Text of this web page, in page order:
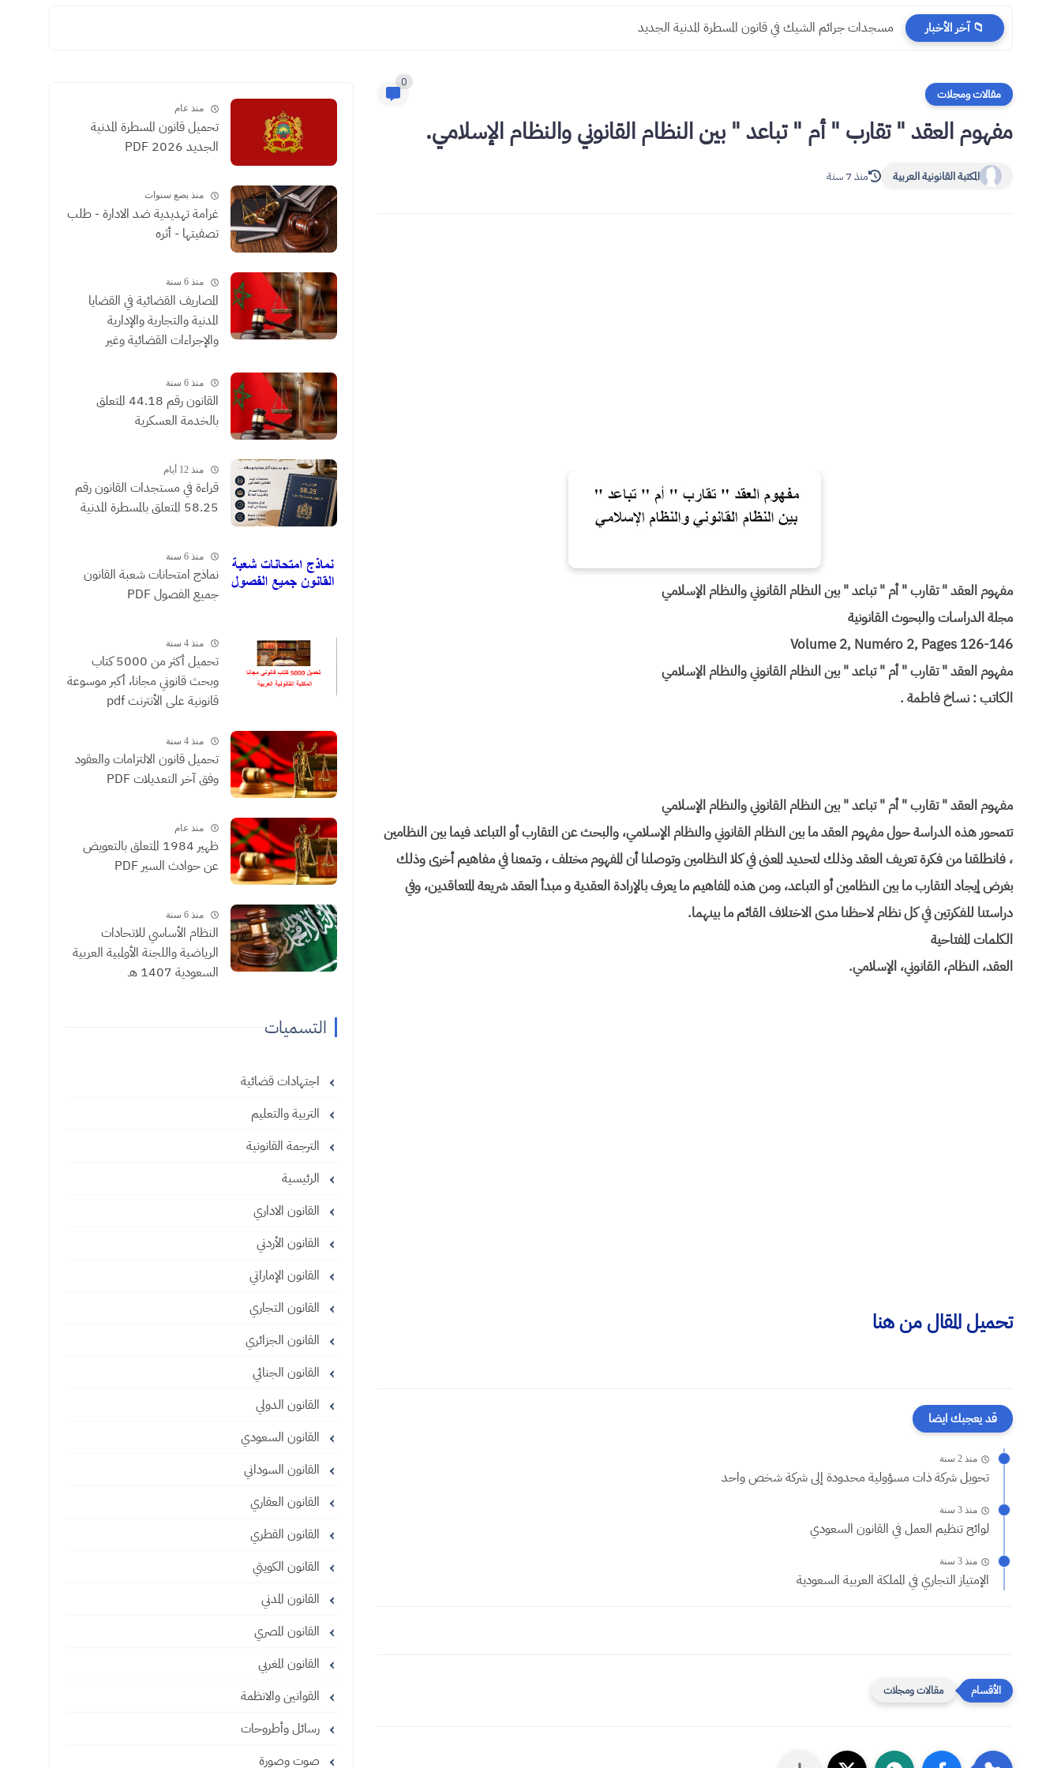
📁 آخر الأخبار مسجدات جرائم الشيك في قانون المسطرة المدنية الجديد
مقالات ومجلات
0
مفهوم العقد " تقارب " أم " تباعد " بين النظام القانوني والنظام الإسلامي.
المكتبة القانونية العربية منذ 7 سنة
مفهوم العقد " تقارب " أم " تباعد " بين النظام القانوني والنظام الإسلامي
مجلة الدراسات والبحوث القانونية
Volume 2, Numéro 2, Pages 126-146
مفهوم العقد " تقارب " أم " تباعد " بين النظام القانوني والنظام الإسلامي
الكاتب : نساخ فاطمة .
مفهوم العقد " تقارب " أم " تباعد " بين النظام القانوني والنظام الإسلامي
تتمحور هذه الدراسة حول مفهوم العقد ما بين النظام القانوني والنظام الإسلامي، والبحث عن التقارب أو التباعد فيما بين النظامين
، فانطلقنا من فكرة تعريف العقد وذلك لتحديد المعنى في كلا النظامين وتوصلنا أن المفهوم مختلف ، وتمعنا في مفاهيم أخرى وذلك
بغرض إيجاد التقارب ما بين النظامين أو التباعد، ومن هذه المفاهيم ما يعرف بالإرادة العقدية و مبدأ العقد شريعة المتعاقدين، وفي
دراستنا للفكرتين في كل نظام لاحظنا مدى الاختلاف القائم ما بينهما.
الكلمات المفتاحية
العقد، النظام، القانوني، الإسلامي.
تحميل المقال من هنا
قد يعجبك ايضا
منذ 2 سنة
تحويل شركة ذات مسؤولية محدودة إلى شركة شخص واحد
منذ 3 سنة
لوائح تنظيم العمل في القانون السعودي
منذ 3 سنة
الإمتياز التجاري في المملكة العربية السعودية
مقالات ومجلات
منذ عام
تحميل قانون المسطرة المدنية
الجديد 2026 PDF
منذ بضع سنوات
غرامة تهديدية ضد الادارة - طلب
تصفيتها - أثره
منذ 6 سنة
المصاريف القضائية في القضايا
المدنية والتجارية والإدارية
والإجراءات القضائية وغير
الموثقون
منذ 6 سنة
القانون رقم 44.18 المتعلق
بالخدمة العسكرية
منذ 12 أيام
​قراءة في مستجدات القانون رقم
58.25 المتعلق بالمسطرة المدنية
منذ 6 سنة
نماذج امتحانات شعبة القانون
جميع الفصول PDF
منذ 4 سنة
تحميل أكثر من 5000 كتاب
وبحث قانوني مجانا، أكبر موسوعة
قانونية على الأنترنت pdf
منذ 4 سنة
تحميل قانون الالتزامات والعقود
وفق آخر التعديلات PDF
منذ عام
ظهير 1984 المتعلق بالتعويض
عن حوادث السير PDF
منذ 6 سنة
النظام الأساسي للاتحادات
الرياضية واللجنة الأولمبية العربية
السعودية 1407 هـ
التسميات
اجتهادات قضائية
التربية والتعليم
الترجمة القانونية
الرئيسية
القانون الاداري
القانون الأردني
القانون الإماراتي
القانون التجاري
القانون الجزائري
القانون الجنائي
القانون الدولي
القانون السعودي
القانون السوداني
القانون العقاري
القانون القطري
القانون الكويتي
القانون المدني
القانون المصري
القانون المغربي
القوانين والانظمة
رسائل وأطروحات
صوت وصورة